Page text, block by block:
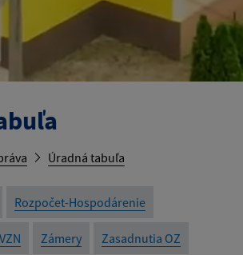
Úradná tabuľa
Rozpočet-Hospodárenie
VZN Zámery Zasadnutia OZ